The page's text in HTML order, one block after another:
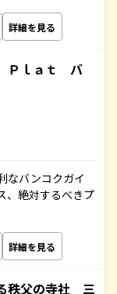
詳細を見る
Ｐｌａｔ バ
なバンコクガイ
、絶対するべきプ
詳細を見る
秩父の寺社 三